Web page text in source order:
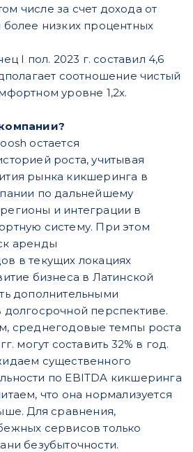
числе за счет дохода от
низких процентных
I пол. 2023 г. составил 4,6
соотношение чистый
уровне 1,2х.
остается
роста, учитывая
рынка кикшеринга в
по дальнейшему
и интеграции в
систему. При этом
аренды
в текущих локациях
бизнеса в Латинской
дополнительными
перспективе.
среднегодовые темпы роста
могут составить 32% в год.
существенного
по EBITDA кикшеринга
что она нормализуется
Для сравнения,
сервисов только
безубыточности.